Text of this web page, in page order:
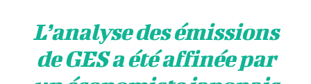
L’analyse des émissions
de GES a été affinée par